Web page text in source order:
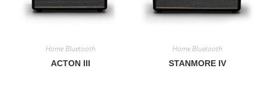
Home Bluetooth
ACTON III
Home Bluetooth
STANMORE IV